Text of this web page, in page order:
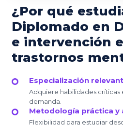
¿Por qué
Diplomado en
e intervención
trastornos
Especialización
Adquiere habilidades
demanda.
Metodología práctica y
Flexibilidad para estudiar